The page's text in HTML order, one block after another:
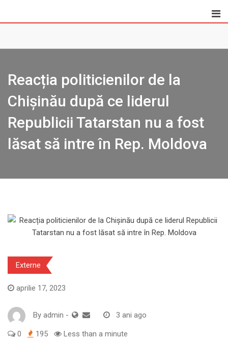
Reacția politicienilor de la
Chișinău după ce liderul
Republicii Tatarstan nu a fost
lăsat să intre în Rep. Moldova
Externe
aprilie 17, 2023
By admin - 3 ani ago
0 195 Less than a minute